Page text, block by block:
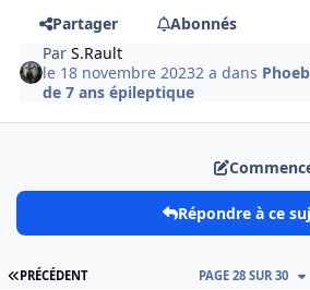
Partager
Abonnés
ParS.Rault
le 18 novembre 20232 a dans
de 7 ans épileptique
Répondre à ce
PREMIÈRE PAGE
PRÉCÉDENT PAGE 28 SUR 30